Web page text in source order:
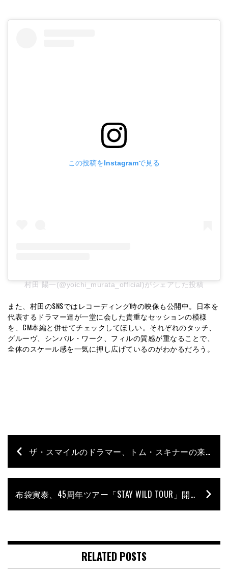
この投稿をInstagramで見る
村田 陽一(@yoichi_murata_official)がシェアした投稿
また、村田のSNSではレコーディング時の映像も公開中。日本を
代表するドラマー達が一堂に会した貴重なセッションの模様
を、CM本編と併せてチェックしてほしい。それぞれのタッチ、
グルーヴ、シンバル・ワーク、フィルの質感が重なることで、
全体のスケール感を一気に押し広げているのがわかるだろう。
ザ・スマイルのドラマー、トム・スキナーの来日公演が決定｜UKジャズ最前線を体感する刺激的な2日間
布袋寅泰、45周年ツアー「STAY WILD TOUR」開催決定｜アニバーサリーを彩る参加ドラマーは？
RELATED POSTS